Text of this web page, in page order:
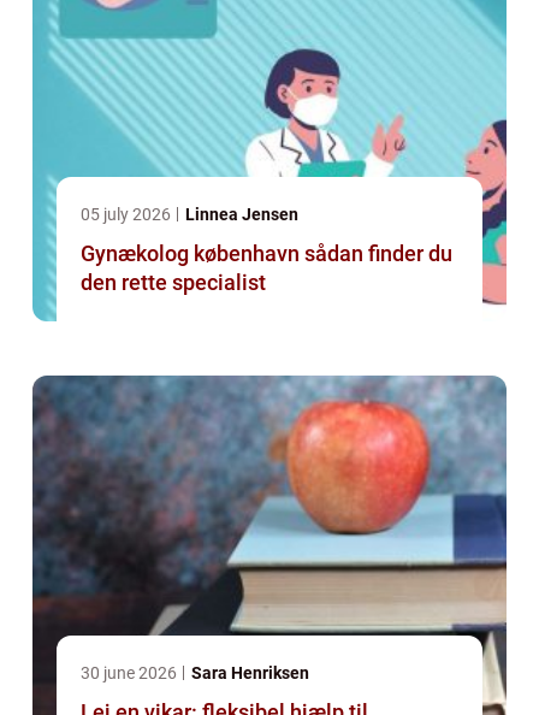
05 july 2026 Linnea Jensen
Gynækolog københavn sådan finder du
den rette specialist
30 june 2026 Sara Henriksen